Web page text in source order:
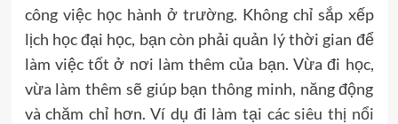
công việc học hành ở trường. Không chỉ sắp xếp
lịch học đại học, bạn còn phải quản lý thời gian để
làm việc tốt ở nơi làm thêm của bạn. Vừa đi học,
vừa làm thêm sẽ giúp bạn thông minh, năng động
và chăm chỉ hơn. Ví dụ đi làm tại cácsiêu thị nổi